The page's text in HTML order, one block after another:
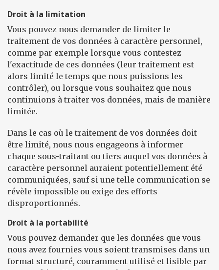
Droit à la limitation
Vous pouvez nous demander de limiter le
traitement de vos données à caractère personnel,
comme par exemple lorsque vous contestez
l'exactitude de ces données (leur traitement est
alors limité le temps que nous puissions les
contrôler), ou lorsque vous souhaitez que nous
continuions à traiter vos données, mais de manière
limitée.
Dans le cas où le traitement de vos données doit
être limité, nous nous engageons à informer
chaque sous-traitant ou tiers auquel vos données à
caractère personnel auraient potentiellement été
communiquées, sauf si une telle communication se
révèle impossible ou exige des efforts
disproportionnés.
Droit à la portabilité
Vous pouvez demander que les données que vous
nous avez fournies vous soient transmises dans un
format structuré, couramment utilisé et lisible par